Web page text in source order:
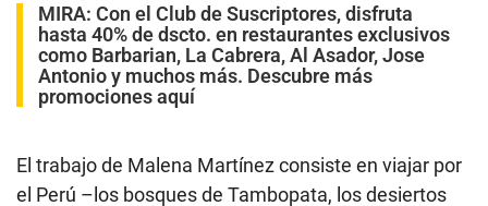
MIRA: Con el Club de Suscriptores, disfruta
hasta 40% de dscto. en restaurantes exclusivos
como Barbarian, La Cabrera, Al Asador, Jose
Antonio y muchos más. Descubre más
promociones aquí
El trabajo de Malena Martínez consiste en viajar por
el Perú –los bosques de Tambopata, los desiertos